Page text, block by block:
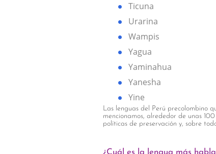
Ticuna
Urarina
Wampis
Yagua
Yaminahua
Yanesha
Yine
Las lenguas del Perú precolombino
mencionamos, alrededor de unas
políticas de preservación y, sobre
¿Cuál es la lengua más